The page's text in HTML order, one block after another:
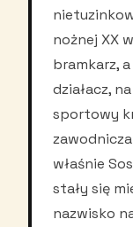
nożnej XX
bramkarz,
działacz,
sportowy
właśnie
stały się
nazwisko